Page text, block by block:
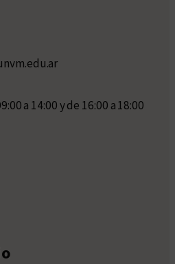
a 14:00 y de 16:00 a 18:00